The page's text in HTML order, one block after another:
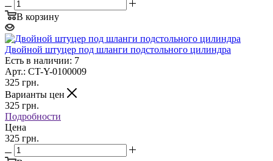
В корзину
Двойной штуцер под шланги подстольного цилиндра
Есть в наличии: 7
Арт.: CT-Y-0100009
325 грн.
Варианты цен
325 грн.
Подробности
Цена
325 грн.